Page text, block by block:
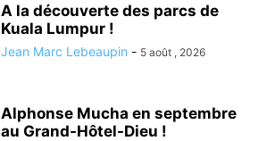
A la découverte des parcs de
Kuala Lumpur !
Jean Marc Lebeaupin - 5 août , 2026
Alphonse Mucha en septembre
au Grand-Hôtel-Dieu !